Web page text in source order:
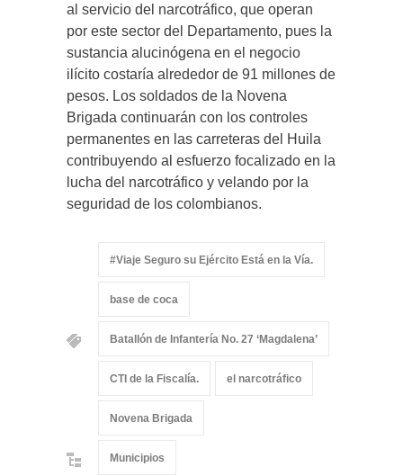
al servicio del narcotráfico, que operan
por este sector del Departamento, pues la
sustancia alucinógena en el negocio
ilícito costaría alrededor de 91 millones de
pesos. Los soldados de la Novena
Brigada continuarán con los controles
permanentes en las carreteras del Huila
contribuyendo al esfuerzo focalizado en la
lucha del narcotráfico y velando por la
seguridad de los colombianos.
#Viaje Seguro su Ejército Está en la Vía.
base de coca
Batallón de Infantería No. 27 ‘Magdalena’
CTI de la Fiscalía. el narcotráfico
Novena Brigada
Municipios